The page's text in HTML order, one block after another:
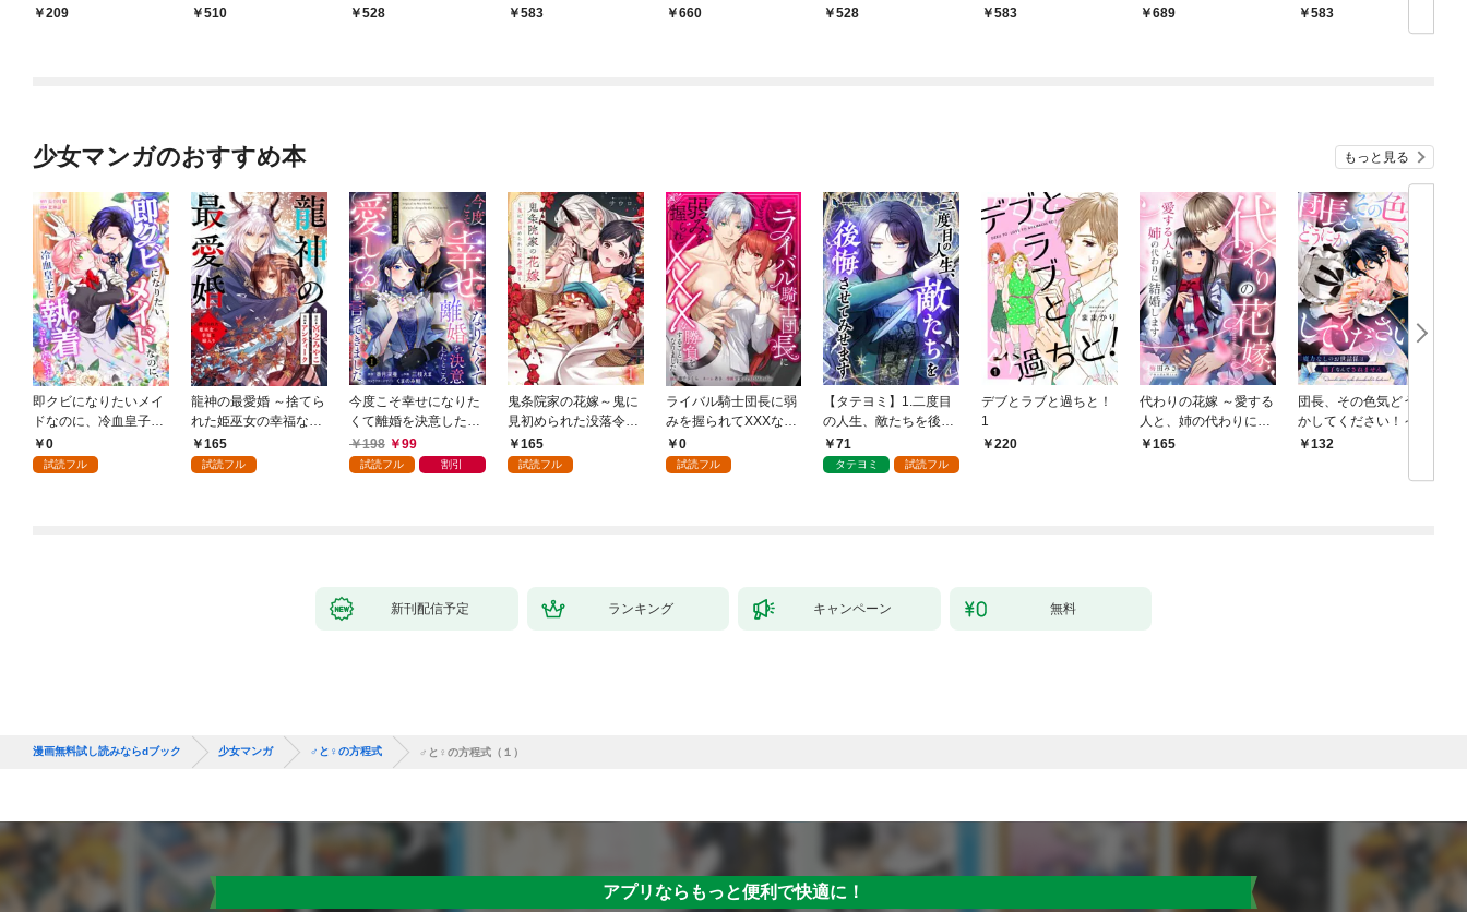
209
日発売）
￥510 528
583
￥660
528
583
読み特典付き】 2026
￥689
583
少女マンガのおすすめ本 もっと見る
即クビになりたいメイ
ドなのに、冷血皇子に
執着されています第1
話
0
試読フル
龍神の最愛婚 ～捨てら
れた姫巫女の幸福な嫁
入り～: 1
165
試読フル
今度こそ幸せになりた
くて離婚を決意したと
ころ、無表情な旦那様
が「愛してる」と言っ
198 99
試読フル 割引
鬼条院家の花嫁～鬼に
見初められた没落令嬢
～１165
試読フル
ライバル騎士団長に弱
みを握られてXXXな勝
負をすることになりま
した第1話
0
試読フル
【タテヨミ】1.二度目
の人生、敵たちを後悔
させてみせます
71
タテヨミ 試読フル
デブとラブと過ちと！
1
220
代わりの花嫁 ～愛する
人と、姉の代わりに結
婚します～ 1
165
団長、その色気どうに
かしてください！～魔
力なしのお世話係は魅
132
新刊配信予定 ランキング キャンペーン 無料
漫画無料試し読みならdブック 少女マンガ ♂と♀の方程式 ♂と♀の方程式（１）
アプリならもっと便利で快適に！